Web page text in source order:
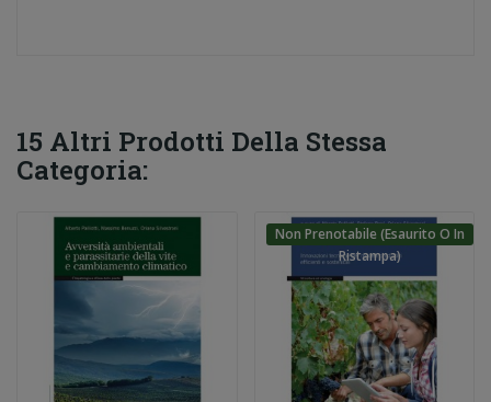
15 Altri Prodotti Della Stessa
Categoria:
Non Prenotabile (esaurito O In
Ristampa)